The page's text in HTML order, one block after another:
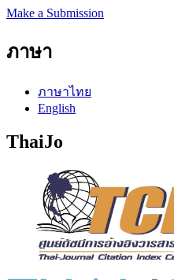
Make a Submission
ภาษา
ภาษาไทย
English
ThaiJo